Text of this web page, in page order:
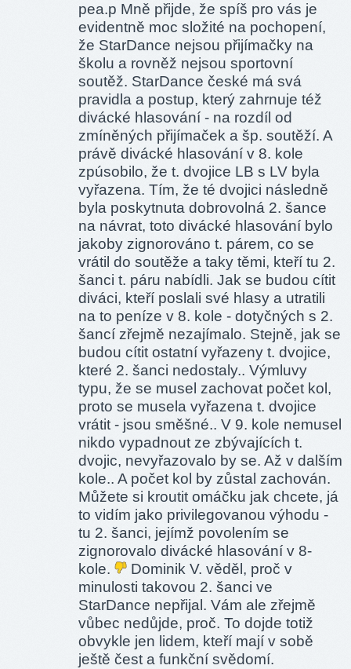
pea.p Mně přijde, že spíš pro vás je
evidentně moc složité na pochopení,
že StarDance nejsou přijímačky na
školu a rovněž nejsou sportovní
soutěž. StarDance české má svá
pravidla a postup, který zahrnuje též
divácké hlasování - na rozdíl od
zmíněných přijímaček a šp. soutěží. A
právě divácké hlasování v 8. kole
zpúsobilo, že t. dvojice LB s LV byla
vyřazena. Tím, že té dvojici následně
byla poskytnuta dobrovolná 2. šance
na návrat, toto divácké hlasování bylo
jakoby zignorováno t. párem, co se
vrátil do soutěže a taky těmi, kteří tu 2.
šanci t. páru nabídli. Jak se budou cítit
diváci, kteří poslali své hlasy a utratili
na to peníze v 8. kole - dotyčných s 2.
šancí zřejmě nezajímalo. Stejně, jak se
budou cítit ostatní vyřazeny t. dvojice,
které 2. šanci nedostaly.. Výmluvy
typu, že se musel zachovat počet kol,
proto se musela vyřazena t. dvojice
vrátit - jsou směšné.. V 9. kole nemusel
nikdo vypadnout ze zbývajících t.
dvojic, nevyřazovalo by se. Až v dalším
kole.. A počet kol by zůstal zachován.
Můžete si kroutit omáčku jak chcete, já
to vidím jako privilegovanou výhodu -
tu 2. šanci, jejímž povolením se
zignorovalo divácké hlasování v 8-
kole.
Dominik V. věděl, proč v
minulosti takovou 2. šanci ve
StarDance nepřijal. Vám ale zřejmě
vůbec nedůjde, proč. To dojde totiž
obvykle jen lidem, kteří mají v sobě
ještě čest a funkční svědomí.